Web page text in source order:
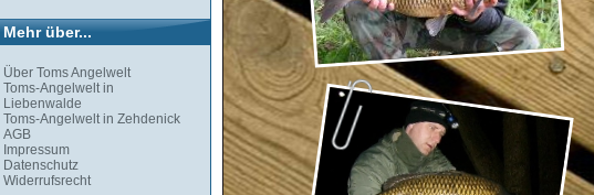
Mehr über...
Über Toms Angelwelt
Toms-Angelwelt in
Liebenwalde
Toms-Angelwelt in Zehdenick
AGB
Impressum
Datenschutz
Widerrufsrecht